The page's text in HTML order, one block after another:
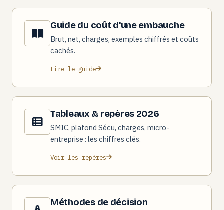
Guide du coût d'une embauche
Brut, net, charges, exemples chiffrés et coûts
cachés.
Lire le guide
Tableaux & repères 2026
SMIC, plafond Sécu, charges, micro-
entreprise : les chiffres clés.
Voir les repères
Méthodes de décision